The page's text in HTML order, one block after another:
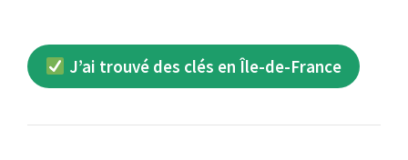
J’ai trouvé des clés en Île-de-France